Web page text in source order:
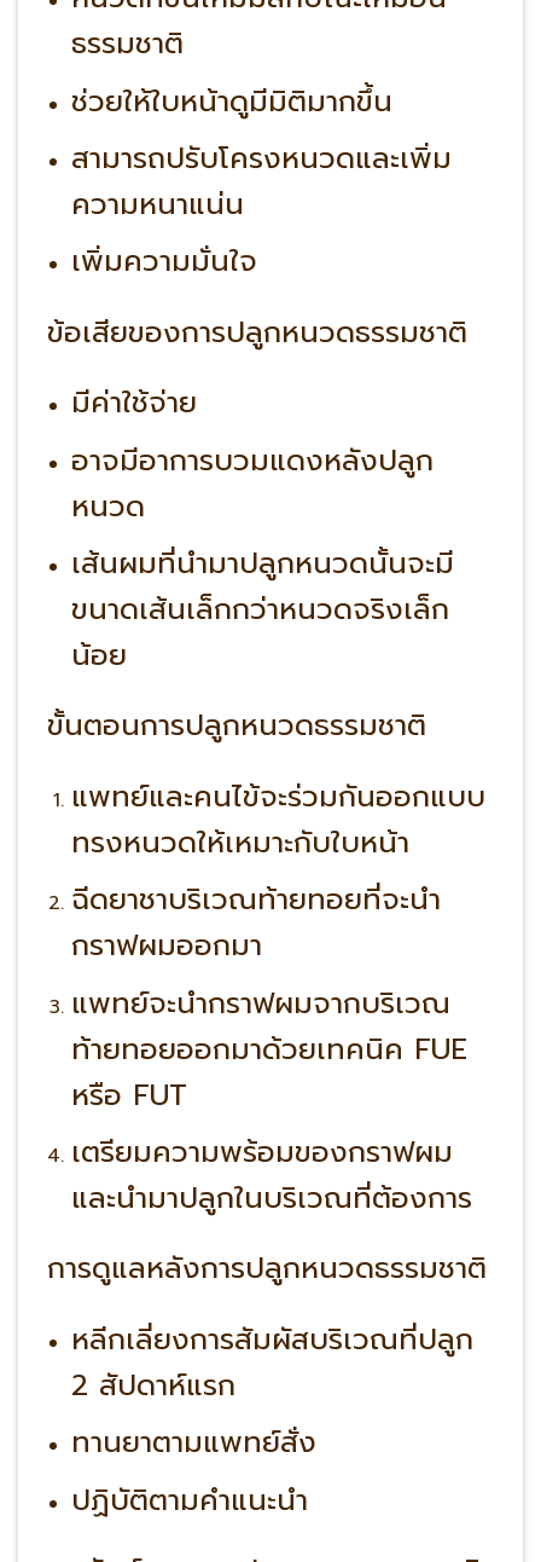
ธรรมชาติ
ช่วยให้ใบหน้าดูมีมิติมากขึ้น
สามารถปรับโครงหนวดและเพิ่ม
ความหนาแน่น
เพิ่มความมั่นใจ
ข้อเสียของการปลูกหนวดธรรมชาติ
มีค่าใช้จ่าย
อาจมีอาการบวมแดงหลังปลูก
หนวด
เส้นผมที่นำมาปลูกหนวดนั้นจะมี
ขนาดเส้นเล็กกว่าหนวดจริงเล็ก
น้อย
ขั้นตอนการปลูกหนวดธรรมชาติ
แพทย์และคนไข้จะร่วมกันออกแบบ
ทรงหนวดให้เหมาะกับใบหน้า
ฉีดยาชาบริเวณท้ายทอยที่จะนำ
กราฟผมออกมา
แพทย์จะนำกราฟผมจากบริเวณ
ท้ายทอยออกมาด้วยเทคนิค FUE
หรือ FUT
เตรียมความพร้อมของกราฟผม
และนำมาปลูกในบริเวณที่ต้องการ
การดูแลหลังการปลูกหนวดธรรมชาติ
หลีกเลี่ยงการสัมผัสบริเวณที่ปลูก
2 สัปดาห์แรก
ทานยาตามแพทย์สั่ง
ปฏิบัติตามคำแนะนำ